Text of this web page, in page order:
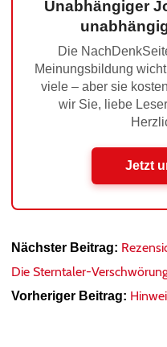
Unabhängiger
Die
Meinungsbildung
viele – aber sie
wir Sie, liebe
Jetzt
Nächster Beitrag:
Die Sterntaler-
Vorheriger Beitrag: